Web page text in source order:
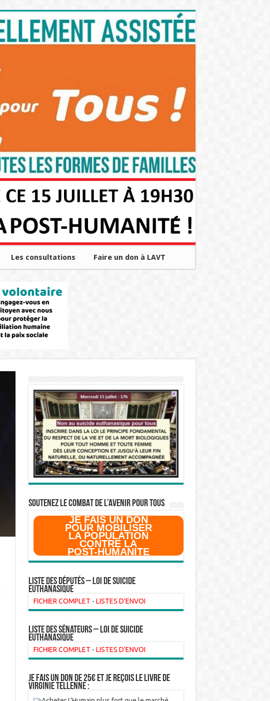
Les consultations Faire un don à LAVT
SOUTENEZ LE COMBAT DE L’AVenir pour Tous
JE FAIS UN DON
POUR MOBILISER
LA POPULATION
CONTRE LA
POST-HUMANITE
Liste des Députés – Loi de suicide
euthanasique
FICHIER COMPLET - LISTES D'ENVOI
liste des sénateurs – loi de suicide
euthanasique
FICHIER COMPLET - LISTES D'ENVOI
Je fais un don de 25€ et je reçois le livre de
Virginie Tellenne :